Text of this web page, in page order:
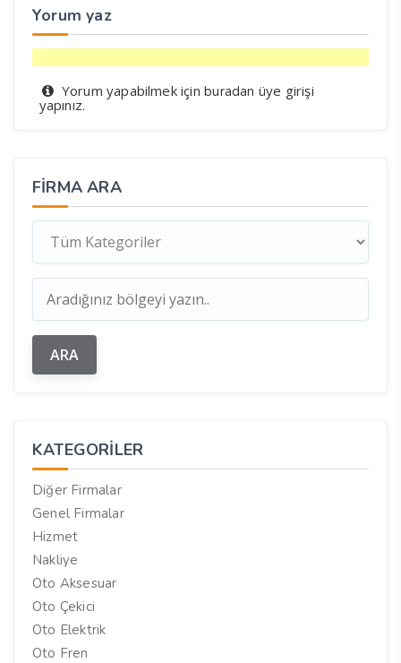
Yorum yaz
Yorum yapabilmek içinburadan üye girişi
yapınız.
FIRMA ARA
KATEGORILER
Diğer Firmalar
Genel Firmalar
Hizmet
Nakliye
Oto Aksesuar
Oto Çekici
Oto Elektrik
Oto Fren